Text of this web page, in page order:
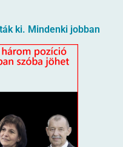
ki. Mindenki jobban